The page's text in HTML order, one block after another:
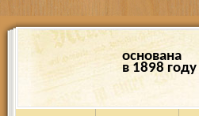
основана
в 1898 году